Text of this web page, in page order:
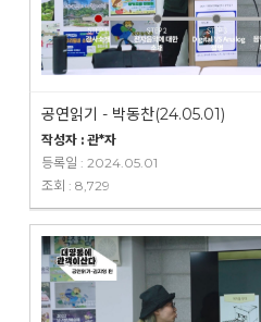
공연읽기 - 박동찬(24.05.01)
작성자 : 관*자
등록일 : 2024.05.01
조회 : 8,729